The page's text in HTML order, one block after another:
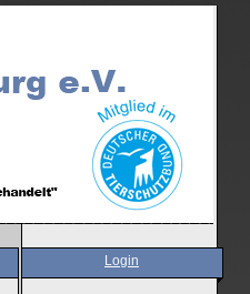
Login